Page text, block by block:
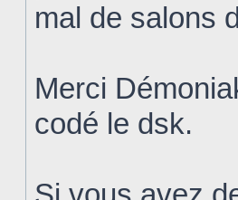
mal de salons
Merci
codé le dsk.